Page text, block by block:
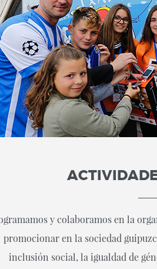
y colaboramos en la
promocionar en la sociedad
inclusión social, la igualdad de